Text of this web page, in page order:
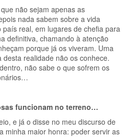
não sejam apenas as
nada sabem sobre a vida
real, em lugares de chefia para
definitiva, chamando à atenção
porque já os viveram. Uma
realidade não os conhece.
não sabe o que sofrem os
funcionam no terreno…
e já o disse no meu discurso de
minha maior honra: poder servir as